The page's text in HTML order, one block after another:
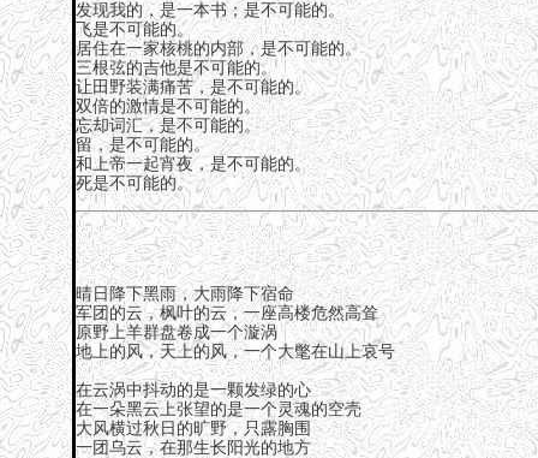
发现我的，是一本书；是不可能的。
飞是不可能的。
居住在一家核桃的内部，是不可能的。
三根弦的吉他是不可能的。
让田野装满痛苦，是不可能的。
双倍的激情是不可能的。
忘却词汇，是不可能的。
留，是不可能的。
和上帝一起宵夜，是不可能的。
死是不可能的。
晴日降下黑雨，大雨降下宿命
军团的云，枫叶的云，一座高楼危然高耸
原野上羊群盘卷成一个漩涡
地上的风，天上的风，一个大氅在山上哀号
在云涡中抖动的是一颗发绿的心
在一朵黑云上张望的是一个灵魂的空壳
大风横过秋日的旷野，只露胸围
一团乌云，在那生长阳光的地方